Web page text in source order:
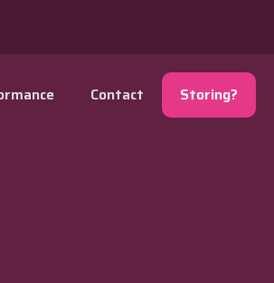
Contact Storing?